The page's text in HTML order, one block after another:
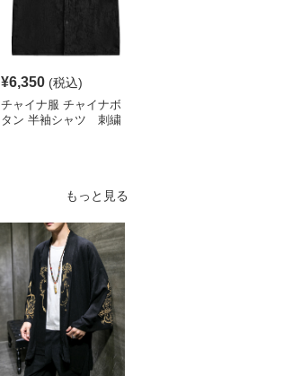
¥6,350 (税込)
チャイナ服 チャイナボ
タン 半袖シャツ 刺繍
もっと見る